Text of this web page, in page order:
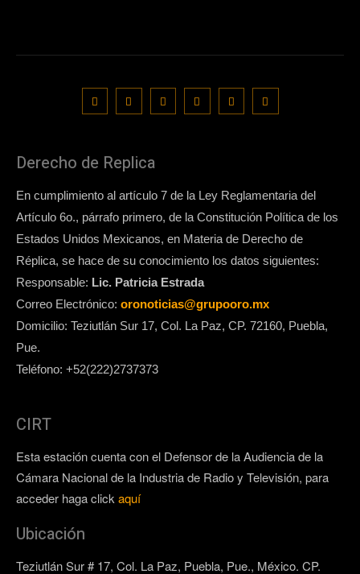
Derecho de Replica
En cumplimiento al artículo 7 de la Ley Reglamentaria del
Artículo 6o., párrafo primero, de la Constitución Política de los
Estados Unidos Mexicanos, en Materia de Derecho de
Réplica, se hace de su conocimiento los datos siguientes:
Responsable: Lic. Patricia Estrada
Correo Electrónico: oronoticias@grupooro.mx
Domicilio: Teziutlán Sur 17, Col. La Paz, CP. 72160, Puebla,
Pue.
Teléfono: +52(222)2737373
CIRT
Esta estación cuenta con el Defensor de la Audiencia de la
Cámara Nacional de la Industria de Radio y Televisión, para
acceder haga click aquí
Ubicación
Teziutlán Sur # 17, Col. La Paz, Puebla, Pue., México. CP.